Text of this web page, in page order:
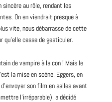
sincère au rôle, rendant les
On en viendrait presque à
vite, nous débarrasse de cette
cesse de gesticuler.
de vampire à la con ! Mais le
la mise en scène. Eggers, en
son film en salles avant
l’irréparable), a décidé